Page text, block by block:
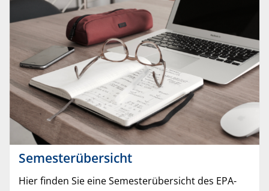
Semesterübersicht
Hier finden Sie eine Semesterübersicht des EPA-